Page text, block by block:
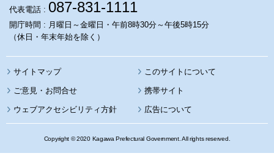
代表電話 : 087-831-1111
開庁時間 : 月曜日～金曜日・午前8時30分～午後5時15分
（休日・年末年始を除く）
サイトマップ このサイトについて
携帯サイト
ウェブアクセシビリティ方針 広告について
Copyright © 2020 Kagawa Prefectural Government. All rights reserved.